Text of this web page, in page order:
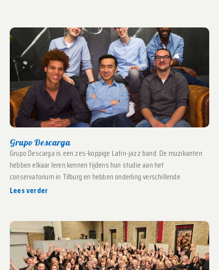
Grupo Descarga
Grupo Descarga is een zes-koppige Latin-jazz band. De muzikanten
hebben elkaar leren kennen tijdens hun studie aan het
conservatorium in Tilburg en hebben onderling verschillende
Lees verder